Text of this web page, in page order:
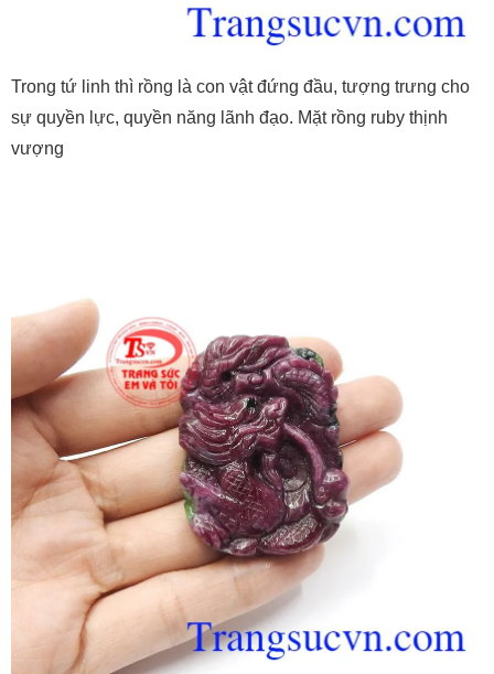
Trong tứ linh thì rồng là con vật đứng đầu, tượng trưng cho
sự quyền lực, quyền năng lãnh đạo. Mặt rồng ruby thịnh
vượng